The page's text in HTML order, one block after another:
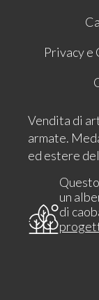
Privacy e
Vendita di
armate.
ed estere
un
di